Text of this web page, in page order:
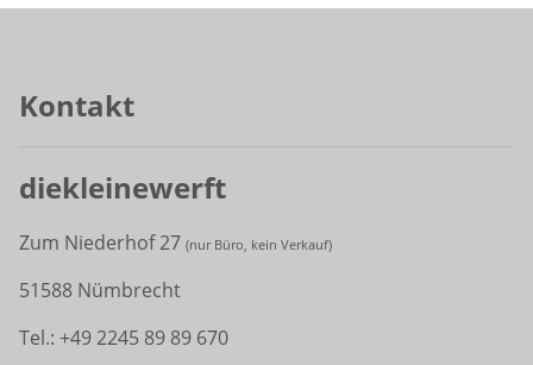
Kontakt
diekleinewerft
Zum Niederhof 27 (nur Büro, kein Verkauf)
51588 Nümbrecht
Tel.: +49 2245 89 89 670